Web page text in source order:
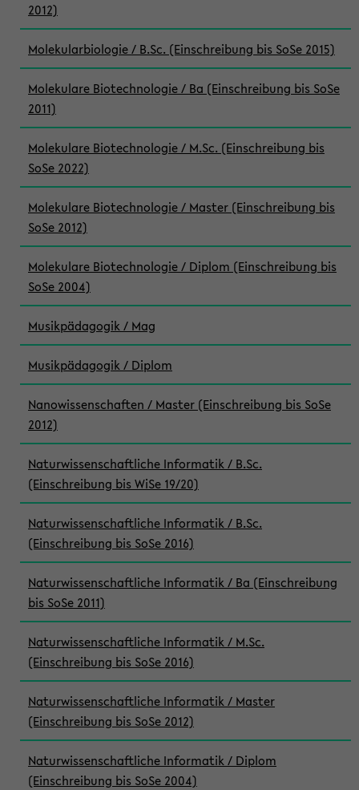
2012)
Molekularbiologie / B.Sc. (Einschreibung bis SoSe 2015)
Molekulare Biotechnologie / Ba (Einschreibung bis SoSe
2011)
Molekulare Biotechnologie / M.Sc. (Einschreibung bis
SoSe 2022)
Molekulare Biotechnologie / Master (Einschreibung bis
SoSe 2012)
Molekulare Biotechnologie / Diplom (Einschreibung bis
SoSe 2004)
Musikpädagogik / Mag
Musikpädagogik / Diplom
Nanowissenschaften / Master (Einschreibung bis SoSe
2012)
Naturwissenschaftliche Informatik / B.Sc.
(Einschreibung bis WiSe 19/20)
Naturwissenschaftliche Informatik / B.Sc.
(Einschreibung bis SoSe 2016)
Naturwissenschaftliche Informatik / Ba (Einschreibung
bis SoSe 2011)
Naturwissenschaftliche Informatik / M.Sc.
(Einschreibung bis SoSe 2016)
Naturwissenschaftliche Informatik / Master
(Einschreibung bis SoSe 2012)
Naturwissenschaftliche Informatik / Diplom
(Einschreibung bis SoSe 2004)